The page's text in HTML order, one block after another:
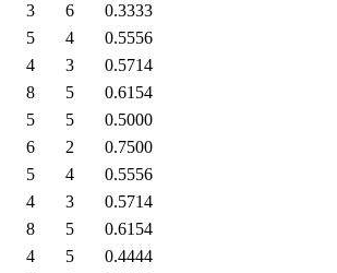
3 6
0.3333
5 4
0.5556
4 3
0.5714
8 5
0.6154
5 5
0.5000
6 2
0.7500
5 4
0.5556
4 3
0.5714
8 5
0.6154
4 5
0.4444